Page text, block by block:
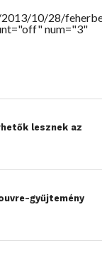
10/28/
num="3"
lesznek az
gyűjtemény